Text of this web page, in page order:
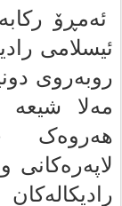
ئەمڕۆ
ئیسلامى
روبه‌روى
مه‌لا
هه‌روه‌ک